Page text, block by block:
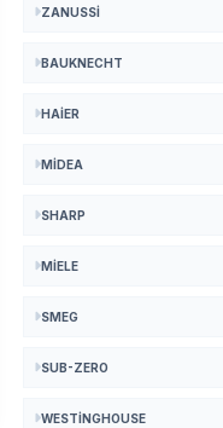
ZANUSSI
BAUKNECHT
HAIER
MIDEA
SHARP
MIELE
SMEG
SUB-ZERO
WESTINGHOUSE